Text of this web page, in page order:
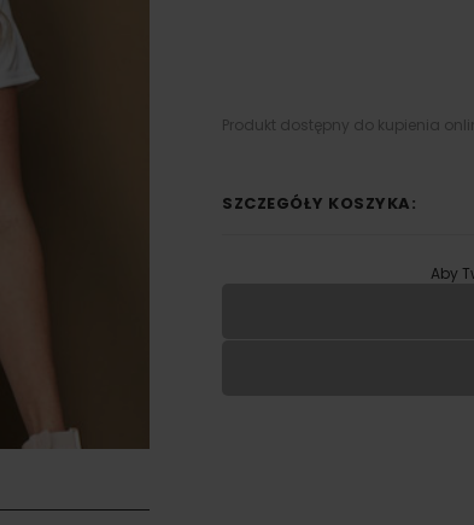
Produkt dostępny do kupienia
SZCZEGÓŁY KOSZYKA:
Aby